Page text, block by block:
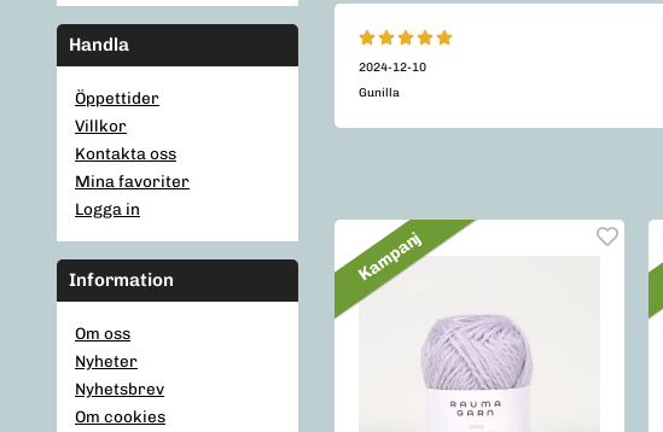
Handla
Öppettider
Villkor
Kontakta oss
Mina favoriter
Logga in
Information
Om oss
Nyheter
Nyhetsbrev
Om cookies
2024-12-10
Gunilla
Kampanj